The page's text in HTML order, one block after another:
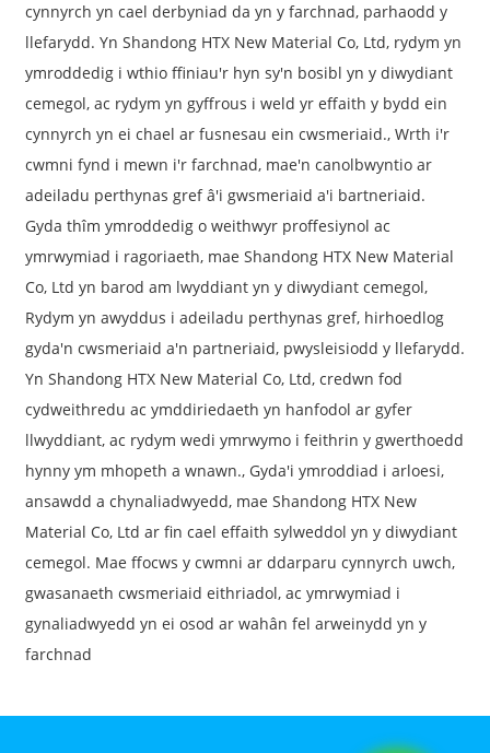
cynnyrch yn cael derbyniad da yn y farchnad, parhaodd y
llefarydd. Yn Shandong HTX New Material Co, Ltd, rydym yn
ymroddedig i wthio ffiniau'r hyn sy'n bosibl yn y diwydiant
cemegol, ac rydym yn gyffrous i weld yr effaith y bydd ein
cynnyrch yn ei chael ar fusnesau ein cwsmeriaid., Wrth i'r
cwmni fynd i mewn i'r farchnad, mae'n canolbwyntio ar
adeiladu perthynas gref â'i gwsmeriaid a'i bartneriaid.
Gyda thîm ymroddedig o weithwyr proffesiynol ac
ymrwymiad i ragoriaeth, mae Shandong HTX New Material
Co, Ltd yn barod am lwyddiant yn y diwydiant cemegol,
Rydym yn awyddus i adeiladu perthynas gref, hirhoedlog
gyda'n cwsmeriaid a'n partneriaid, pwysleisiodd y llefarydd.
Yn Shandong HTX New Material Co, Ltd, credwn fod
cydweithredu ac ymddiriedaeth yn hanfodol ar gyfer
llwyddiant, ac rydym wedi ymrwymo i feithrin y gwerthoedd
hynny ym mhopeth a wnawn., Gyda'i ymroddiad i arloesi,
ansawdd a chynaliadwyedd, mae Shandong HTX New
Material Co, Ltd ar fin cael effaith sylweddol yn y diwydiant
cemegol. Mae ffocws y cwmni ar ddarparu cynnyrch uwch,
gwasanaeth cwsmeriaid eithriadol, ac ymrwymiad i
gynaliadwyedd yn ei osod ar wahân fel arweinydd yn y
farchnad